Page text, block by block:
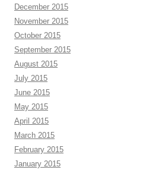
December 2015
November 2015
October 2015
September 2015
August 2015
July 2015
June 2015
May 2015
April 2015
March 2015
February 2015
January 2015